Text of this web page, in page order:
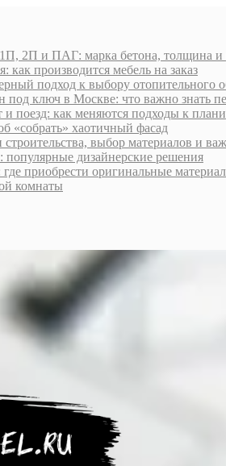
2П и ПАГ: марка бетона, толщина и
как производится мебель на заказ
подход к выбору отопительного
под ключ в Москве: что важно знать
поезд: как меняются подходы к
«собрать» хаотичный фасад
выбор материалов и
популярные дизайнерские решения
приобрести оригинальные
комнаты